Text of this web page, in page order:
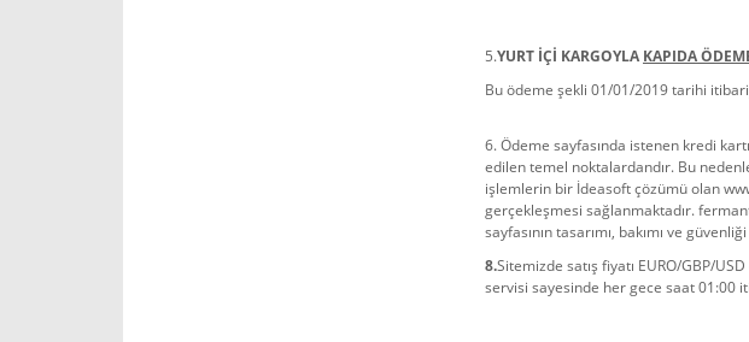
5.YURT İÇİ KARGOYLA KAPIDA
Bu ödeme şekli 01/01/2019 tarihi
6. Ödeme sayfasında istenen kredi
edilen temel noktalardandır. Bu
işlemlerin bir İdeasoft çözümü olan
gerçekleşmesi sağlanmaktadır.
sayfasının tasarımı, bakımı ve
8.Sitemizde satış fiyatı EURO/GBP/
servisi sayesinde her gece saat 01:00